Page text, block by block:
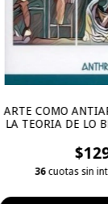
ARTE COMO
LA TEORIA DE LO
36 cuotas sin